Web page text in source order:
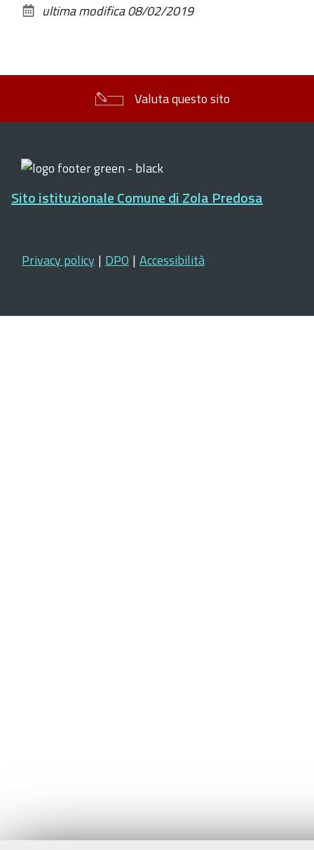
documento
ultima modifica08/02/2019
Valuta questo sito
Sito istituzionale Comune di Zola Predosa
Privacy policy | DPO | Accessibilità